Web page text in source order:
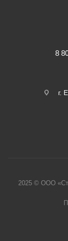
8
г.
2025 © ООО